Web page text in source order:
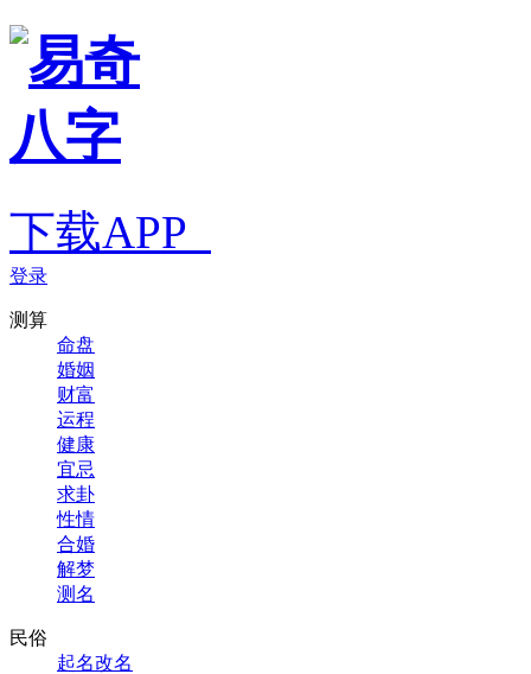
下载APP
登录
测算
命盘
婚姻
财富
运程
健康
宜忌
求卦
性情
合婚
解梦
测名
民俗
起名改名